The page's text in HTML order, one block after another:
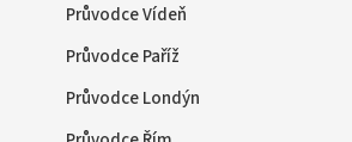
Průvodce Vídeň
Průvodce Paříž
Průvodce Londýn